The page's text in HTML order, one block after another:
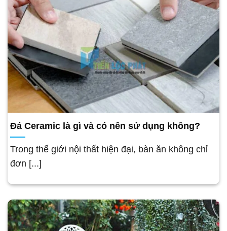
Đá Ceramic là gì và có nên sử dụng không?
Trong thế giới nội thất hiện đại, bàn ăn không chỉ
đơn [...]